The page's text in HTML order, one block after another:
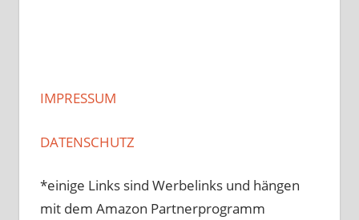
IMPRESSUM
DATENSCHUTZ
*einige Links sind Werbelinks und hängen
mit dem Amazon Partnerprogramm